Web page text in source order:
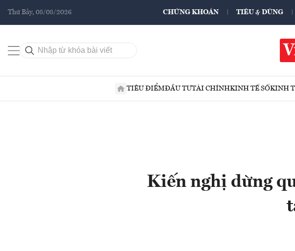
Thứ Bảy, 08/08/2026 CHỨNG KHOÁN TIÊU & DÙNG
TIÊU ĐIỂMĐẦU TƯTÀI CHÍNHKINH TẾ SỐKINH
Kiến nghị dừng